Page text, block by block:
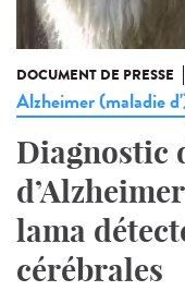
DOCUMENT DE PRESSE
Alzheimer (maladie
Diagnostic
lama
cérébrales